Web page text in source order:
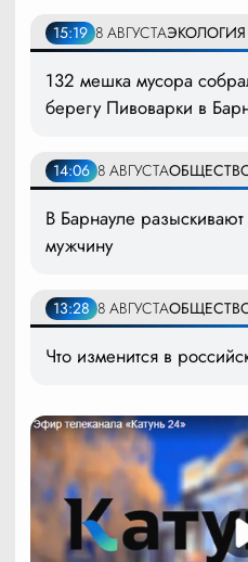
15:19 8 АВГУСТАЭКОЛОГИЯ
132 мешка мусора
берегу Пивоварки в
14:06 8 АВГУСТА
В Барнауле
мужчину
13:28 8 АВГУСТА
Что изменится в